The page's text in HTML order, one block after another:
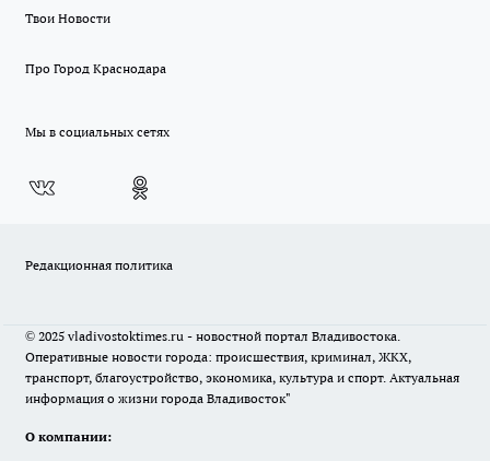
Твои Новости
Про Город Краснодара
Мы в социальных сетях
Редакционная политика
© 2025 vladivostoktimes.ru - новостной портал Владивостока.
Оперативные новости города: происшествия, криминал, ЖКХ,
транспорт, благоустройство, экономика, культура и спорт. Актуальная
информация о жизни города Владивосток"
О компании: